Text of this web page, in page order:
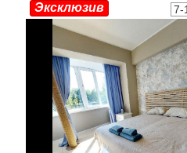
Эксклюзив 7-